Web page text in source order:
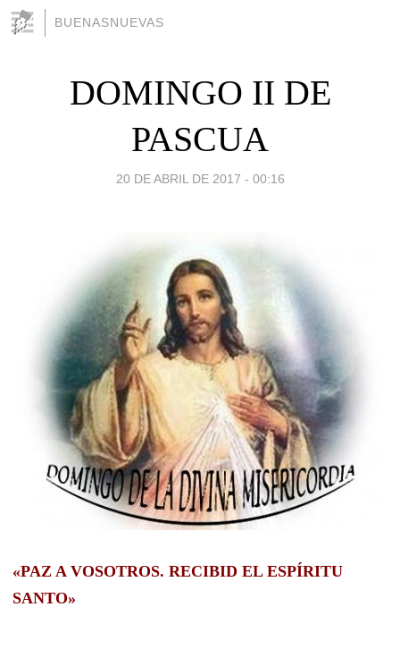
BUENASNUEVAS
DOMINGO II DE
PASCUA
20 DE ABRIL DE 2017 - 00:16
«PAZ A VOSOTROS. RECIBID EL ESPÍRITU
SANTO»